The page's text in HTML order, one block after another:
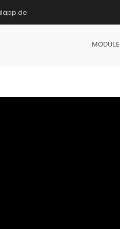
MODULE